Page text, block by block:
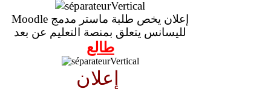
Moodle إعلان يخص طلبة ماستر مدمج
لليسانس يتعلق بمنصة التعليم عن بعد
طالع